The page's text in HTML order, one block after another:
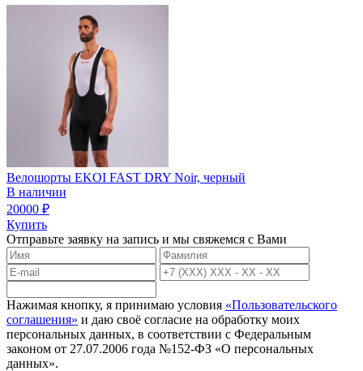
Велошорты EKOI FAST DRY Noir, черный
В наличии
20000 ₽
Купить
Отправьте заявку на запись и мы свяжемся с Вами
Нажимая кнопку, я принимаю условия «Пользовательского
соглашения» и даю своё согласие на обработку моих
персональных данных, в соответствии с Федеральным
законом от 27.07.2006 года №152-ФЗ «О персональных
данных».